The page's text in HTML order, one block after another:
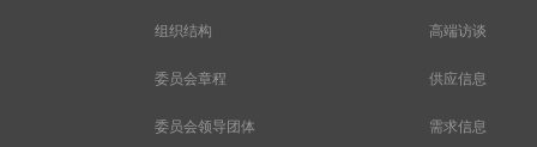
组织结构
委员会章程
委员会领导团体
高端访谈
供应信息
需求信息